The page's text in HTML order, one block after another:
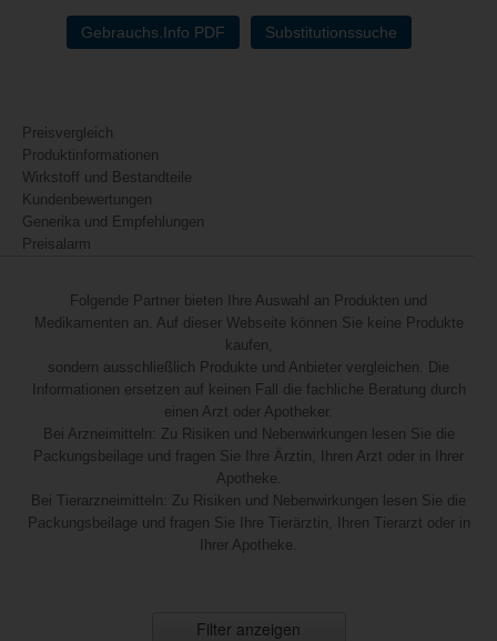
Gebrauchs.Info PDF Substitutionssuche
Preisvergleich
Produktinformationen
Wirkstoff und Bestandteile
Kundenbewertungen
Generika und Empfehlungen
Preisalarm
Folgende Partner bieten Ihre Auswahl an Produkten und
Medikamenten an. Auf dieser Webseite können Sie keine Produkte
kaufen,
sondern ausschließlich Produkte und Anbieter vergleichen. Die
Informationen ersetzen auf keinen Fall die fachliche Beratung durch
einen Arzt oder Apotheker.
Bei Arzneimitteln: Zu Risiken und Nebenwirkungen lesen Sie die
Packungsbeilage und fragen Sie Ihre Ärztin, Ihren Arzt oder in Ihrer
Apotheke.
Bei Tierarzneimitteln: Zu Risiken und Nebenwirkungen lesen Sie die
Packungsbeilage und fragen Sie Ihre Tierärztin, Ihren Tierarzt oder in
Ihrer Apotheke.
Filter anzeigen